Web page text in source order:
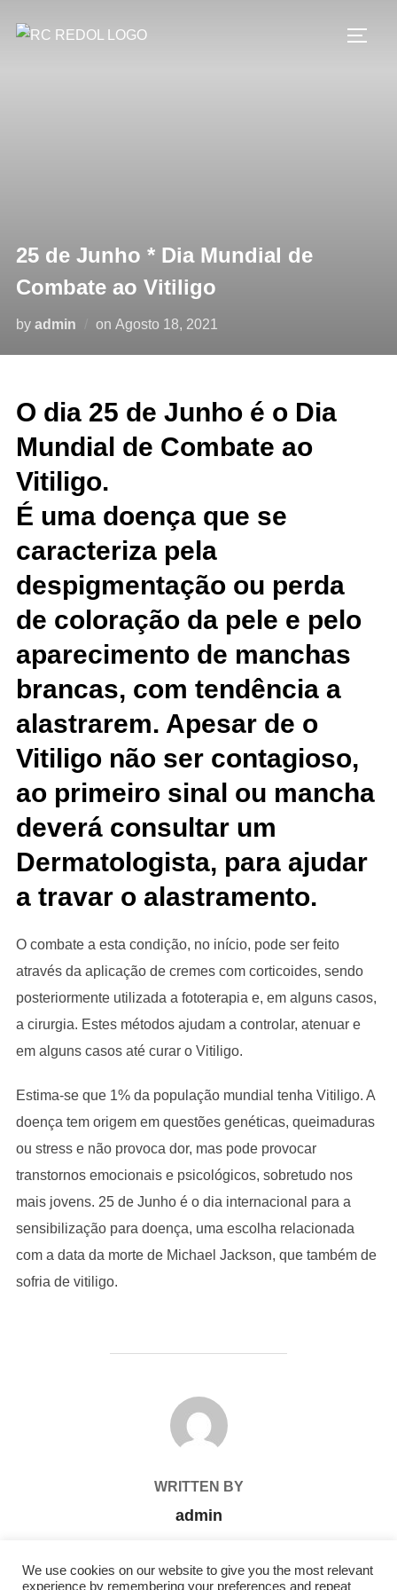
25 de Junho * Dia Mundial de
Combate ao Vitiligo
by admin on Agosto 18, 2021
O dia 25 de Junho é o Dia
Mundial de Combate ao
Vitiligo.
É uma doença que se
caracteriza pela
despigmentação ou perda
de coloração da pele e pelo
aparecimento de manchas
brancas, com tendência a
alastrarem. Apesar de o
Vitiligo não ser contagioso,
ao primeiro sinal ou mancha
deverá consultar um
Dermatologista, para ajudar
a travar o alastramento.
O combate a esta condição, no início, pode ser feito
através da aplicação de cremes com corticoides, sendo
posteriormente utilizada a fototerapia e, em alguns casos,
a cirurgia. Estes métodos ajudam a controlar, atenuar e
em alguns casos até curar o Vitiligo.
Estima-se que 1% da população mundial tenha Vitiligo. A
doença tem origem em questões genéticas, queimaduras
ou stress e não provoca dor, mas pode provocar
transtornos emocionais e psicológicos, sobretudo nos
mais jovens. 25 de Junho é o dia internacional para a
sensibilização para doença, uma escolha relacionada
com a data da morte de Michael Jackson, que também de
sofria de vitiligo.
POST AUTHOR
WRITTEN BY
admin
We use cookies on our website to give you the most relevant
experience by remembering your preferences and repeat